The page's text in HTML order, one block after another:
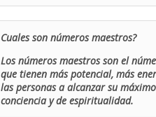
Cuales son números maestros?
Los números maestros son el
que tienen más potencial, más
las personas a alcanzar su
conciencia y de espiritualidad.